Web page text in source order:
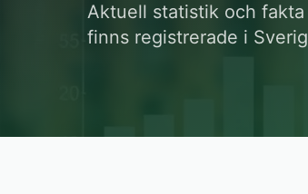
Aktuell statistik och
finns registrerade i